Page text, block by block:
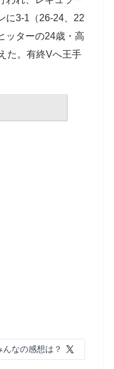
に3-1（26-24、22
ッターの24歳・高
た。有終Vへ王手
なの感想は？